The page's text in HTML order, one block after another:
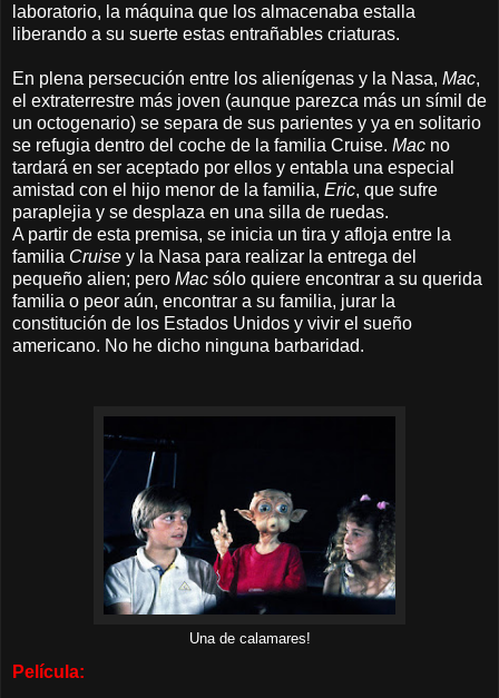
laboratorio, la máquina que los almacenaba estalla
liberando a su suerte estas entrañables criaturas.
En plena persecución entre los alienígenas y la Nasa, Mac,
el extraterrestre más joven (aunque parezca más un símil de
un octogenario) se separa de sus parientes y ya en solitario
se refugia dentro del coche de la familia Cruise. Mac no
tardará en ser aceptado por ellos y entabla una especial
amistad con el hijo menor de la familia, Eric, que sufre
paraplejia y se desplaza en una silla de ruedas.
A partir de esta premisa, se inicia un tira y afloja entre la
familia Cruise y la Nasa para realizar la entrega del
pequeño alien; pero Mac sólo quiere encontrar a su querida
familia o peor aún, encontrar a su familia, jurar la
constitución de los Estados Unidos y vivir el sueño
americano. No he dicho ninguna barbaridad.
Una de calamares!
Película: